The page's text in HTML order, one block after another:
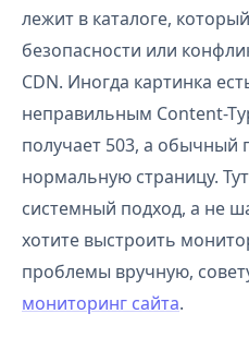
лежит в каталоге,
безопасности или
CDN. Иногда картинка
неправильным Content-
получает 503, а обычный
нормальную страницу.
системный подход, а не
хотите выстроить
проблемы вручную,
мониторинг сайта.